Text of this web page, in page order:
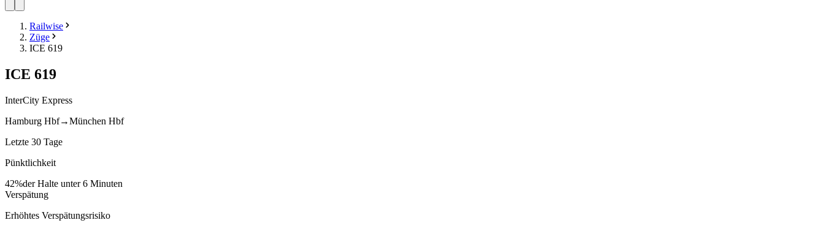
Railwise
Züge
ICE 619
ICE 619
InterCity Express
Hamburg Hbf→München Hbf
Letzte 30 Tage
Pünktlichkeit
42%der Halte unter 6 Minuten
Verspätung
Erhöhtes Verspätungsrisiko